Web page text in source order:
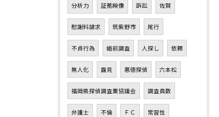
分析力 証拠映像 訴訟 佐賀
慰謝料請求 筑紫野市 尾行
不貞行為 婚前調査 人探し 依頼
無人化 露見 悪徳探偵 六本松
福岡県探偵調査業協議会 調査員数
弁護士 不倫 ＦＣ 常習性